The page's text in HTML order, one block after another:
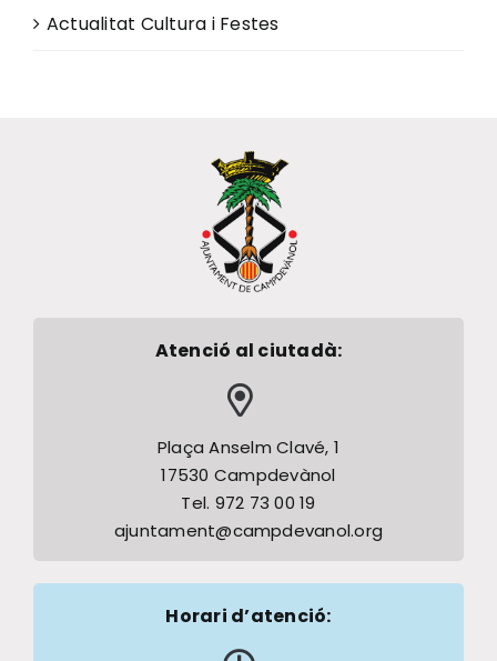
Actualitat Cultura i Festes
Atenció al ciutadà:
Plaça Anselm Clavé, 1
17530 Campdevànol
Tel. 972 73 00 19
ajuntament@campdevanol.org
Horari d’atenció: